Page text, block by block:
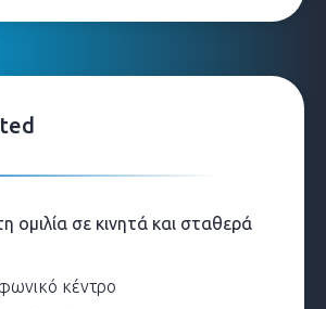
ομιλία σε κινητά και σταθερά
κέντρο